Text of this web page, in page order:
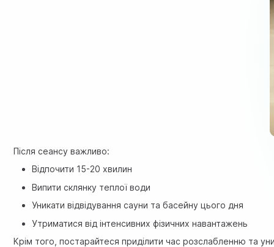
Після сеансу важливо:
Відпочити 15-20 хвилин
Випити склянку теплої води
Уникати відвідування сауни та басейну цього дня
Утриматися від інтенсивних фізичних навантажень
Крім того, постарайтеся приділити час розслабленню та